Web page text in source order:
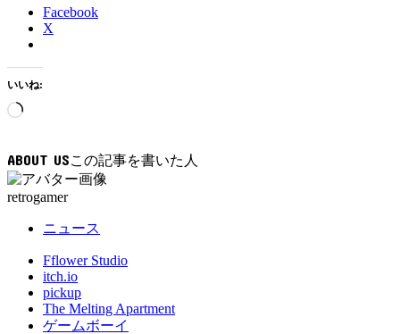
Facebook
X
いいね:
読
み
中…
ABOUT US
retrogamer
ニュース
Fflower Studio
itch.io
pickup
The Melting Apartment
ゲームボーイ